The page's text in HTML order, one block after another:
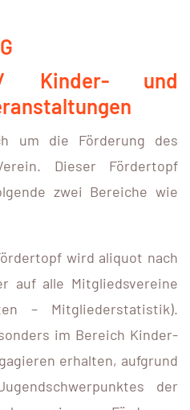
/ Kinder- und
um die Förderung des
Dieser Fördertopf
zwei Bereiche wie
wird aliquot nach
auf alle Mitgliedsvereine
– Mitgliederstatistik).
im Bereich Kinder-
erhalten, aufgrund
der